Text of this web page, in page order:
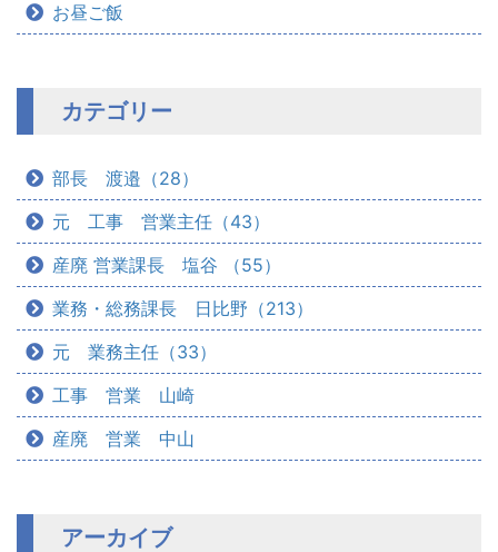
お昼ご飯
カテゴリー
部長 渡邉（28）
元 工事 営業主任（43）
産廃 営業課長 塩谷 （55）
業務・総務課長 日比野（213）
元 業務主任（33）
工事 営業 山崎
産廃 営業 中山
アーカイブ